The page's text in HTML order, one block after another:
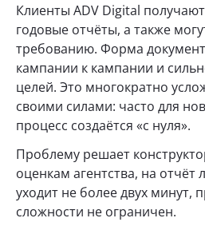
Клиенты ADV Digital
годовые отчёты, а также
требованию. Форма
кампании к кампании и
целей. Это многократно
своими силами: часто для
процесс создаётся «с нуля».
Проблему решает
оценкам агентства, на
уходит не более двух минут,
сложности не ограничен.